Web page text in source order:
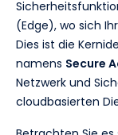
(Edge), wo sich
Dies ist die
namens Secure
Netzwerk und
cloudbasierten